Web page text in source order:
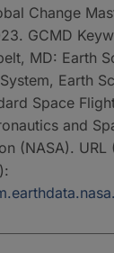
Change
GCMD
MD: Earth
Earth
Space
and
(NASA). URL